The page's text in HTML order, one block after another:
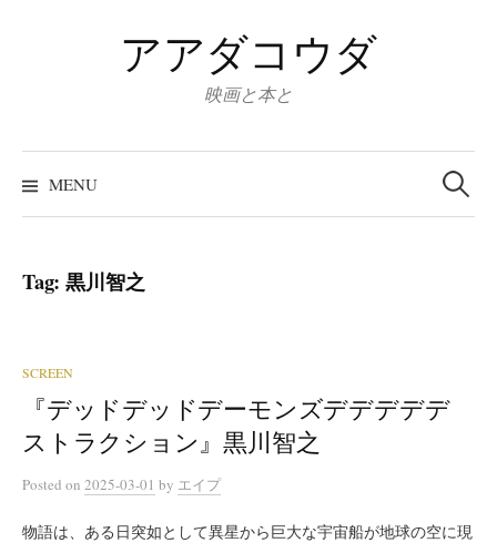
アアダコウダ
映画と本と
MENU
Search
for:
Tag:黒川智之
SCREEN
『デッドデッドデーモンズデデデデデ
ストラクション』黒川智之
Posted on 2025-03-01 by エイプ
物語は、ある日突如として異星から巨大な宇宙船が地球の空に現